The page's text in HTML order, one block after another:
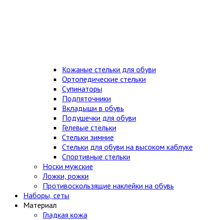
Кожаные стельки для обуви
Ортопедические стельки
Супинаторы
Подпяточники
Вкладыши в обувь
Подушечки для обуви
Гелевые стельки
Стельки зимние
Стельки для обуви на высоком каблуке
Спортивные стельки
Носки мужские
Ложки, рожки
Противоскользящие наклейки на обувь
Наборы, сеты
Материал
Гладкая кожа